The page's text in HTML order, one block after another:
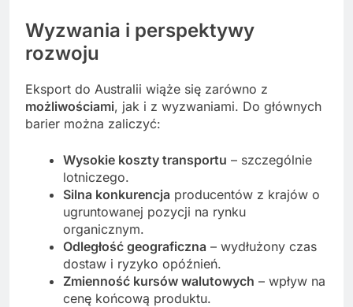
Wyzwania i perspektywy
rozwoju
Eksport do Australii wiąże się zarówno z
możliwościami, jak i z wyzwaniami. Do głównych
barier można zaliczyć:
Wysokie koszty transportu – szczególnie
lotniczego.
Silna konkurencja producentów z krajów o
ugruntowanej pozycji na rynku
organicznym.
Odległość geograficzna – wydłużony czas
dostaw i ryzyko opóźnień.
Zmienność kursów walutowych – wpływ na
cenę końcową produktu.